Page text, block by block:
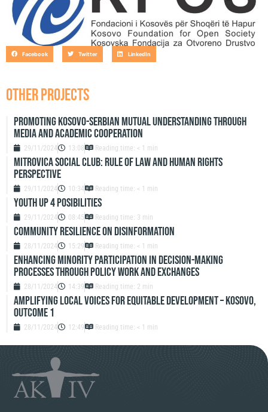
7. Ekonomija,
8. Dijalog Beograda i Prištine.
Facebook Twitter LinkedIn
OTHER PROJECTS
Promoting Kosovo-Serbian Mutual Understanding through
Media and Academic Cooperation
29/11/2024 13:08 Reading time: < 1 min
Mitrovica Social Club: Rule of Law and Human Rights
Perspective
29/11/2024 10:34 Reading time: < 1 min
Youth up 4 Posibilities
29/11/2024 08:45 Reading time: 3 min
Community resilience on disinformation
28/11/2024 15:29 Reading time: < 1 min
Enhancing Minority Participation in Decision-Making
Processes Through Policy Work and Exchanges
28/11/2024 14:39 Reading time: 2 min
Amplifying Local Voices for Equitable Development – Kosovo,
Outcome 1
28/11/2024 12:49 Reading time: < 1 min